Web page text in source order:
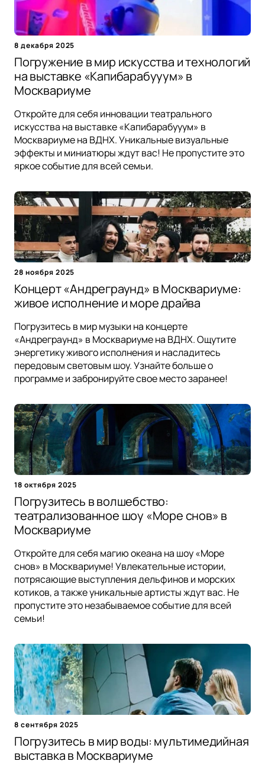
8 декабря 2025
Погружение в мир искусства и технологий
на выставке «Капибарабууум» в
Москвариуме
Откройте для себя инновации театрального
искусства на выставке «Капибарабууум» в
Москвариуме на ВДНХ. Уникальные визуальные
эффекты и миниатюры ждут вас! Не пропустите это
яркое событие для всей семьи.
28 ноября 2025
Концерт «Андреграунд» в Москвариуме:
живое исполнение и море драйва
Погрузитесь в мир музыки на концерте
«Андреграунд» в Москвариуме на ВДНХ. Ощутите
энергетику живого исполнения и насладитесь
передовым световым шоу. Узнайте больше о
программе и забронируйте свое место заранее!
18 октября 2025
Погрузитесь в волшебство:
театрализованное шоу «Море снов» в
Москвариуме
Откройте для себя магию океана на шоу «Море
снов» в Москвариуме! Увлекательные истории,
потрясающие выступления дельфинов и морских
котиков, а также уникальные артисты ждут вас. Не
пропустите это незабываемое событие для всей
семьи!
8 сентября 2025
Погрузитесь в мир воды: мультимедийная
выставка в Москвариуме